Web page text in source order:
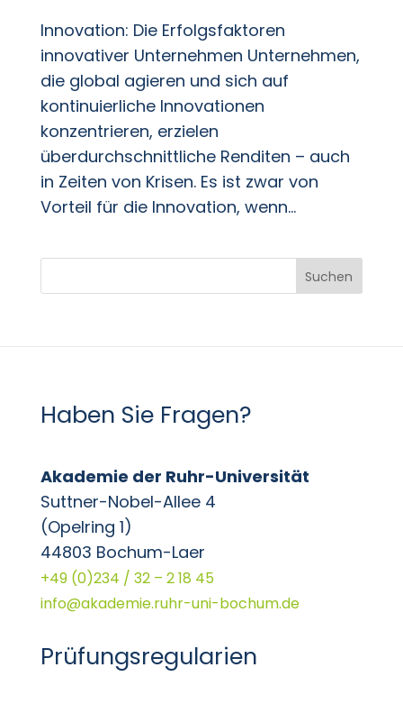
Innovation: Die Erfolgsfaktoren
innovativer Unternehmen Unternehmen,
die global agieren und sich auf
kontinuierliche Innovationen
konzentrieren, erzielen
überdurchschnittliche Renditen – auch
in Zeiten von Krisen. Es ist zwar von
Vorteil für die Innovation, wenn...
Suchen
Haben Sie Fragen?
Akademie der Ruhr-Universität
Suttner-Nobel-Allee 4
(Opelring 1)
44803 Bochum-Laer
+49 (0)234 / 32 – 2 18 45
info@akademie.ruhr-uni-bochum.de
Prüfungsregularien